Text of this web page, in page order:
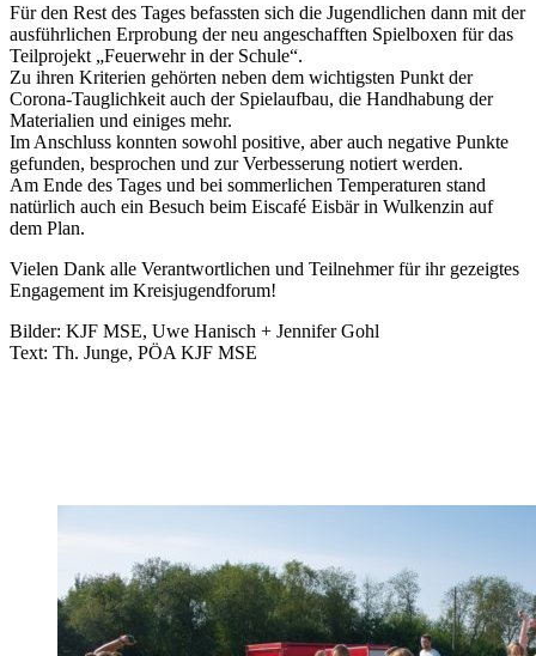
Für den Rest des Tages befassten sich die Jugendlichen dann mit der
ausführlichen Erprobung der neu angeschafften Spielboxen für das
Teilprojekt „Feuerwehr in der Schule“.
Zu ihren Kriterien gehörten neben dem wichtigsten Punkt der
Corona-Tauglichkeit auch der Spielaufbau, die Handhabung der
Materialien und einiges mehr.
Im Anschluss konnten sowohl positive, aber auch negative Punkte
gefunden, besprochen und zur Verbesserung notiert werden.
Am Ende des Tages und bei sommerlichen Temperaturen stand
natürlich auch ein Besuch beim Eiscafé Eisbär in Wulkenzin auf
dem Plan.
Vielen Dank alle Verantwortlichen und Teilnehmer für ihr gezeigtes
Engagement im Kreisjugendforum!
Bilder: KJF MSE, Uwe Hanisch + Jennifer Gohl
Text: Th. Junge, PÖA KJF MSE